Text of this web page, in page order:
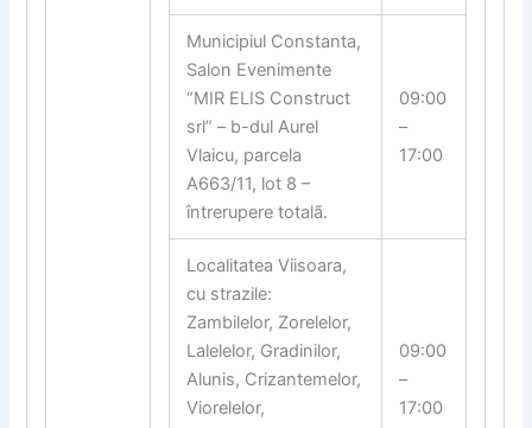
Municipiul Constanta,
Salon Evenimente
“MIR ELIS Construct
srl” – b-dul Aurel
Vlaicu, parcela
A663/11, lot 8 –
întrerupere totalã.
09:00
–
17:00
Localitatea Viisoara,
cu strazile:
Zambilelor, Zorelelor,
Lalelelor, Gradinilor,
Alunis, Crizantemelor,
Viorelelor,
09:00
–
17:00